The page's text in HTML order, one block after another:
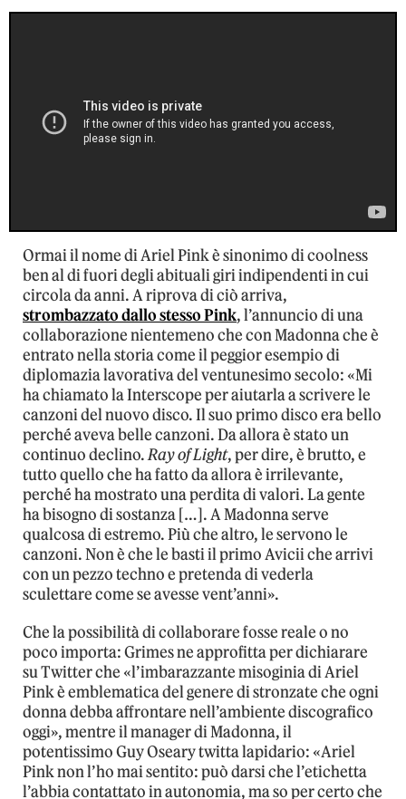
Ormai il nome di Ariel Pink è sinonimo di coolness
ben al di fuori degli abituali giri indipendenti in cui
circola da anni. A riprova di ciò arriva,
strombazzato dallo stesso Pink, l’annuncio di una
collaborazione nientemeno che con Madonna che è
entrato nella storia come il peggior esempio di
diplomazia lavorativa del ventunesimo secolo: «Mi
ha chiamato la Interscope per aiutarla a scrivere le
canzoni del nuovo disco. Il suo primo disco era bello
perché aveva belle canzoni. Da allora è stato un
continuo declino.Ray of Light, per dire, è brutto, e
tutto quello che ha fatto da allora è irrilevante,
perché ha mostrato una perdita di valori. La gente
ha bisogno di sostanza […]. A Madonna serve
qualcosa di estremo. Più che altro, le servono le
canzoni. Non è che le basti il primo Avicii che arrivi
con un pezzo techno e pretenda di vederla
sculettare come se avesse vent’anni».
Che la possibilità di collaborare fosse reale o no
poco importa: Grimes ne approfitta per dichiarare
su Twitter che «l’imbarazzante misoginia di Ariel
Pink è emblematica del genere di stronzate che ogni
donna debba affrontare nell’ambiente discografico
oggi», mentre il manager di Madonna, il
potentissimo Guy Oseary twitta lapidario: «Ariel
Pink non l’ho mai sentito: può darsi che l’etichetta
l’abbia contattato in autonomia, ma so per certo che